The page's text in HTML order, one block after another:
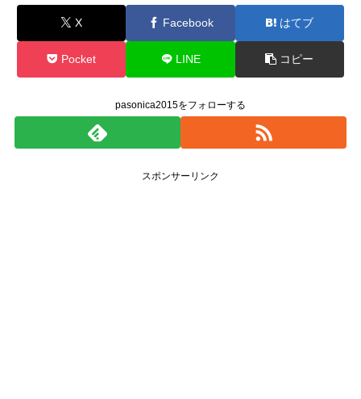
X Facebook はてブ
Pocket LINE コピー
pasonica2015をフォローする
スポンサーリンク